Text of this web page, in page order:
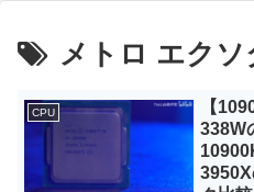
メトロ エクソ
CPU
【
338W